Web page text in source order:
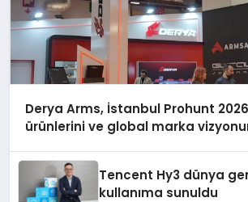
Derya Arms, İstanbul Prohunt
ürünlerini ve global marka
Tencent Hy3 dünya
kullanıma sunuldu